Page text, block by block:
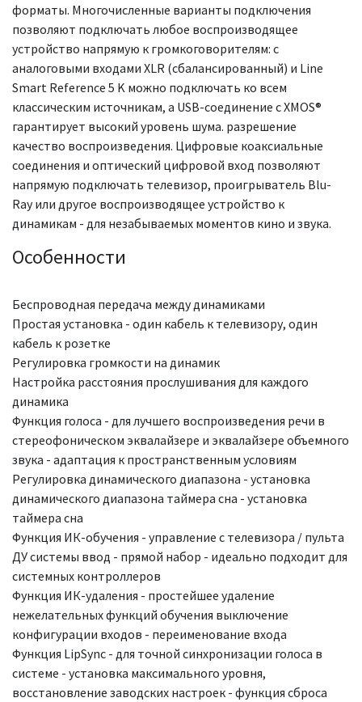
форматы. Многочисленные варианты подключения
позволяют подключать любое воспроизводящее
устройство напрямую к громкоговорителям: с
аналоговыми входами XLR (сбалансированный) и Line
Smart Reference 5 K можно подключать ко всем
классическим источникам, а USB-соединение с XMOS®
гарантирует высокий уровень шума. разрешение
качество воспроизведения. Цифровые коаксиальные
соединения и оптический цифровой вход позволяют
напрямую подключать телевизор, проигрыватель Blu-
Ray или другое воспроизводящее устройство к
динамикам - для незабываемых моментов кино и звука.
Особенности
Беспроводная передача между динамиками
Простая установка - один кабель к телевизору, один
кабель к розетке
Регулировка громкости на динамик
Настройка расстояния прослушивания для каждого
динамика
Функция голоса - для лучшего воспроизведения речи в
стереофоническом эквалайзере и эквалайзере объемного
звука - адаптация к пространственным условиям
Регулировка динамического диапазона - установка
динамического диапазона таймера сна - установка
таймера сна
Функция ИК-обучения - управление с телевизора / пульта
ДУ системы ввод - прямой набор - идеально подходит для
системных контроллеров
Функция ИК-удаления - простейшее удаление
нежелательных функций обучения выключение
конфигурации входов - переименование входа
Функция LipSync - для точной синхронизации голоса в
системе - установка максимального уровня,
восстановление заводских настроек - функция сброса